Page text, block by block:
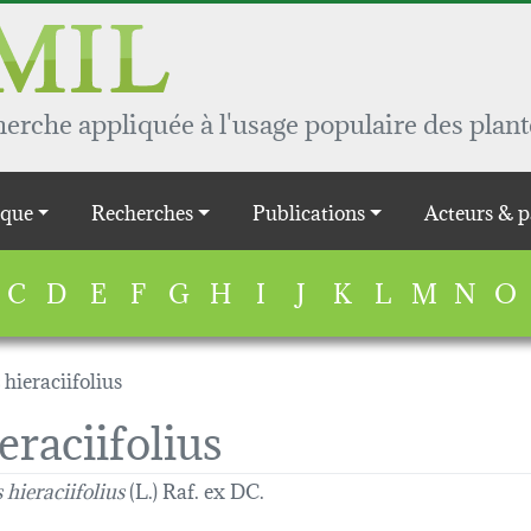
appliquée à l'usage populaire des
Recherches Publications Acteurs &
C D E F G H I J K L M N O
hieraciifolius
hieraciifolius(L.) Raf. ex DC.